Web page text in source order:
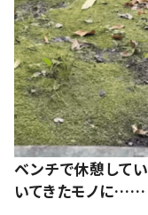
ベンチで休憩して
いてきたモノに……